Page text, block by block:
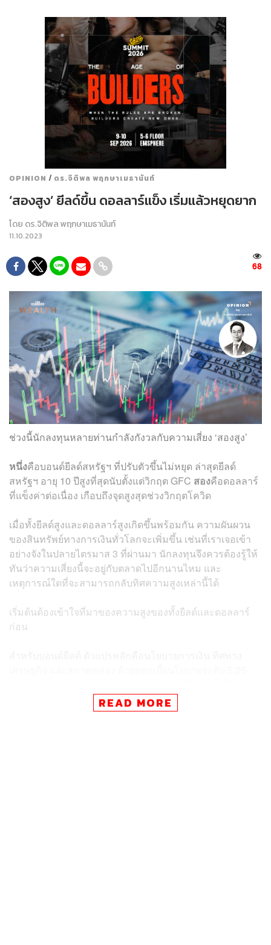
OPINION / ดร.จิติพล พฤกษาเมธานันท์
‘สองสูง’ ยีลด์ขึ้น ดอลลาร์แข็ง เริ่มแล้วหยุดยาก
โดย ดร.จิติพล พฤกษาเมธานันท์
11.10.2023
68
ช่วงนี้นักลงทุนหลายท่านกำลังกังวลกับความเสี่ยง ‘สองสูง’
หนึ่งคือบอนด์ยีลด์สหรัฐฯ ที่ปรับตัวขึ้นไม่หยุด ล่าสุดยีลด์
สหรัฐฯ อายุ 10 ปีสูงที่สุดนับตั้งแต่วิกฤต GFC สองคือดอลลาร์
ที่แข็งค่าต่อเนื่อง เกือบถึงจุดสูงสุดช่วงวิกฤตโควิด
เมื่อทั้งยีลด์สูงและดอลลาร์สูงเกิดขึ้นพร้อมกัน ความผันผวน
ของสินทรัพย์ทางการเงินทั่วโลกจะเพิ่มขึ้น เช่นที่เราเจอเข้า
อย่างจังในปลายไตรมาส 3 ที่ผ่านมา นักลงทุนจึงควรต้องรู้ให้
ทันว่าความเสี่ยงนี้จะอยู่กับตลาดไปอีกนานไหม และ
เหตุการณ์ใดที่จะสามารถกลับทิศความสูงเหล่านี้ได้
เริ่มต้นต้องเข้าใจที่มาของความสูงของทั้งยีลด์และดอลลาร์
ก่อน
ระยะยาวที่ปัจจุบันอยู่ในระดับต่ำกว่าดอกเบี้ยระยะสั้นจึงมี
โอกาสปรับขึ้น ตอกย้ำด้วยภาพเศรษฐกิจสหรัฐฯ ที่ไม่ถดถอย
READ MORE